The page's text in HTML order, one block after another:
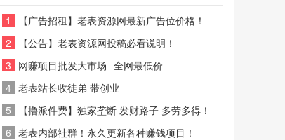
1
【广告招租】老表资源网最新广告位价格！
2
【公告】老表资源网投稿必看说明！
3 网赚项目批发大市场--全网最低价
4 老表站长收徒弟 带创业
5
【撸派件费】独家垄断 发财路子 多劳多得！
6 老表内部社群！永久更新各种赚钱项目！